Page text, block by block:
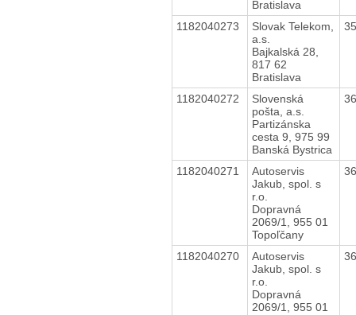
Bratislava
1182040273
Slovak Telekom,
a.s.
Bajkalská 28,
817 62
Bratislava
1182040272
Slovenská
pošta, a.s.
Partizánska
cesta 9, 975 99
Banská Bystrica
1182040271
Autoservis
Jakub, spol. s
r.o.
Dopravná
2069/1, 955 01
Topoľčany
1182040270
Autoservis
Jakub, spol. s
r.o.
Dopravná
2069/1, 955 01